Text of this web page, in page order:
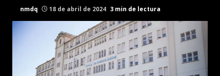
nmdq 18 de abril de 2024 3 min de lectura